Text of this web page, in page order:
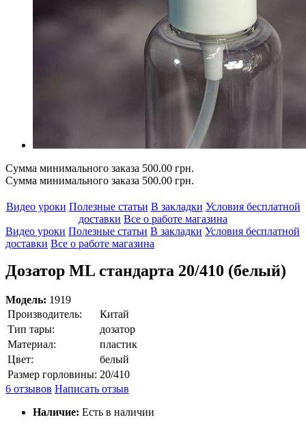
Сумма минимального заказа 500.00 грн.
Сумма минимального заказа 500.00 грн.
Видео уроки Полезные статьи В закладки Условия бесплатной
доставки Все о работе магазина
Видео уроки Полезные статьи В закладки Условия бесплатной
доставки Все о работе магазина
Дозатор ML стандарта 20/410 (белый)
Модель: 1919
Производитель:
Китай
Тип тары:
дозатор
Материал:
пластик
Цвет:
белый
Размер горловины: 20/410
6 отзывов Написать отзыв
Наличие: Есть в наличии